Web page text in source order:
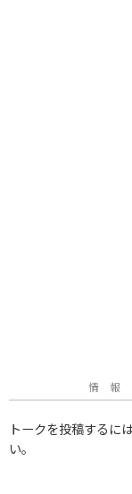
情 報
トークを投稿するに
い。